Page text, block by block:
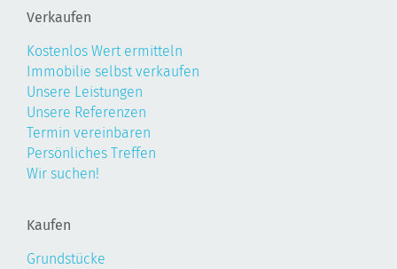
Verkaufen
Kostenlos Wert ermitteln
Immobilie selbst verkaufen
Unsere Leistungen
Unsere Referenzen
Termin vereinbaren
Persönliches Treffen
Wir suchen!
Kaufen
Grundstücke